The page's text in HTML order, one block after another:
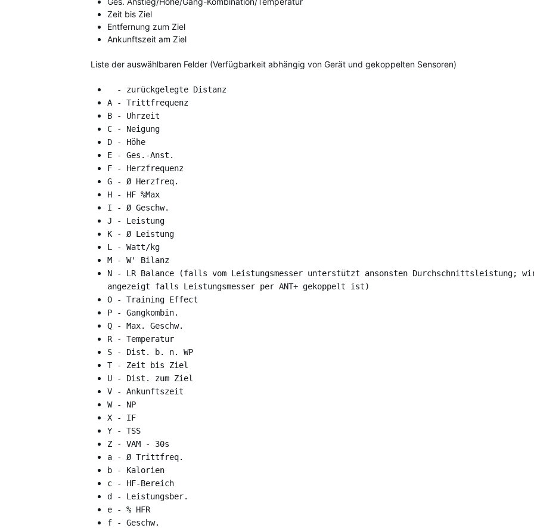
Zeit bis Ziel
Entfernung zum Ziel
Ankunftszeit am Ziel
Liste der auswählbaren Felder (Verfügbarkeit abhängig von Gerät und gekoppelten Sensoren)
- zurückgelegte Distanz
A - Trittfrequenz
B - Uhrzeit
C - Neigung
D - Höhe
E - Ges.-Anst.
F - Herzfrequenz
G - Ø Herzfreq.
H - HF %Max
I - Ø Geschw.
J - Leistung
K - Ø Leistung
L - Watt/kg
M - W' Bilanz
N - LR Balance (falls vom Leistungsmesser unterstützt ansonsten Durchschnittsleistung;
angezeigt falls Leistungsmesser per ANT+ gekoppelt ist)
O - Training Effect
P - Gangkombin.
Q - Max. Geschw.
R - Temperatur
S - Dist. b. n. WP
T - Zeit bis Ziel
U - Dist. zum Ziel
V - Ankunftszeit
W - NP
X - IF
Y - TSS
Z - VAM - 30s
a - Ø Trittfreq.
b - Kalorien
c - HF-Bereich
d - Leistungsber.
e - % HFR
f - Geschw.